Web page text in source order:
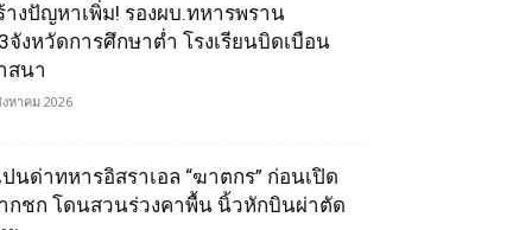
างปัญหาเพิ่ม! รองผบ.ทหารพราน
จังหวัดการศึกษาต่ำ โรงเรียนบิดเบือน
สนา
หาคม 2026
ปนด่าทหารอิสราเอล “ฆาตกร” ก่อนเปิด
กชก โดนสวนร่วงคาพื้น นิ้วหักบินผ่าตัด